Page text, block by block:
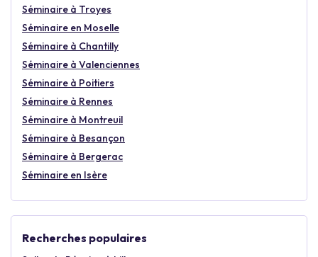
Séminaire à Troyes
Séminaire en Moselle
Séminaire à Chantilly
Séminaire à Valenciennes
Séminaire à Poitiers
Séminaire à Rennes
Séminaire à Montreuil
Séminaire à Besançon
Séminaire à Bergerac
Séminaire en Isère
Recherches populaires